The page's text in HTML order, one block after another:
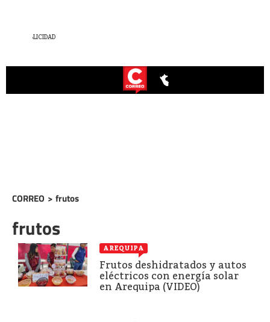
CORREO > frutos
frutos
AREQUIPA
Frutos deshidratados y autos
eléctricos con energía solar
en Arequipa (VIDEO)